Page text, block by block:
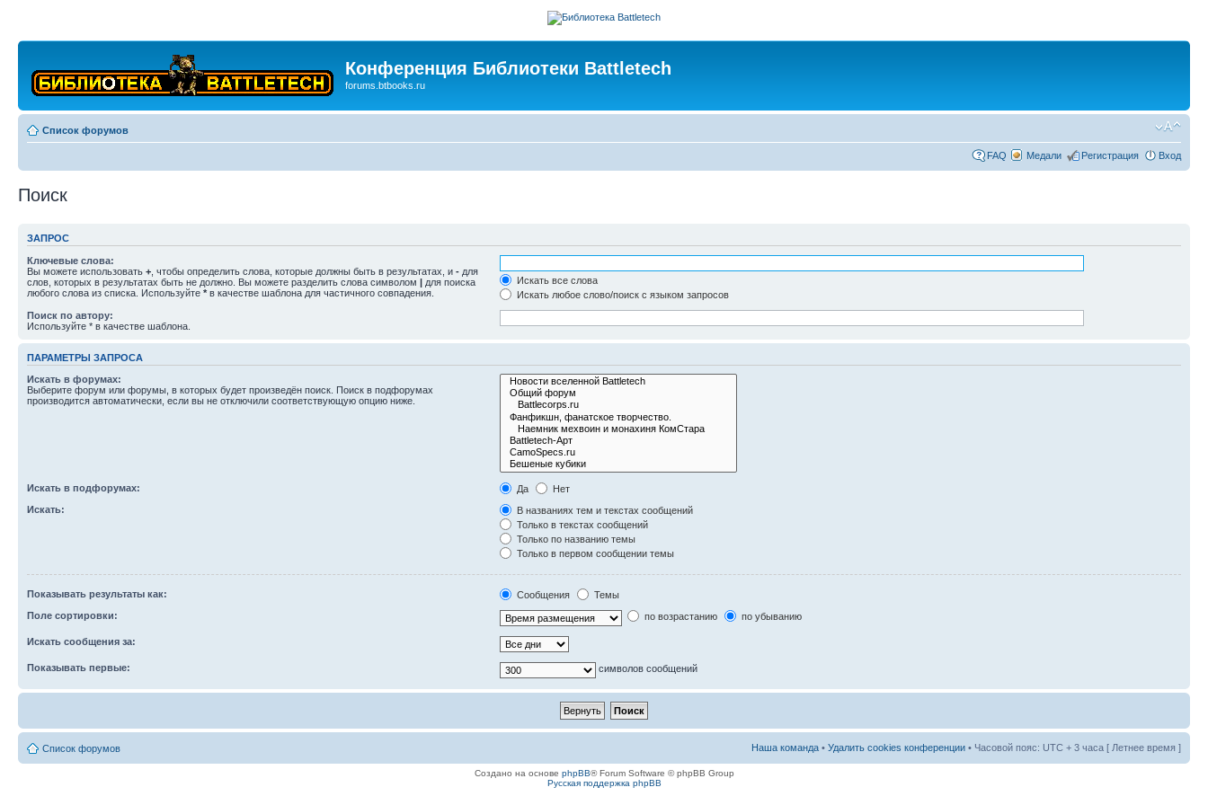
Конференция Библиотеки Battletech
forums.btbooks.ru
Список форумов
FAQ Медали Регистрация Вход
Поиск
ЗАПРОС
Ключевые слова:
Вы можете использовать + , чтобы определить слова, которые должны быть в результатах, и - для
слов, которых в результатах быть не должно. Вы можете разделить слова символом | для поиска
любого слова из списка. Используйте * в качестве шаблона для частичного совпадения.
Искать все слова
Искать любое слово/поиск с языком запросов
Поиск по автору:
Используйте * в качестве шаблона.
ПАРАМЕТРЫ ЗАПРОСА
Искать в форумах:
Выберите форум или форумы, в которых будет произведён поиск. Поиск в подфорумах
производится автоматически, если вы не отключили соответствующую опцию ниже.
Искать в подфорумах: Да
Нет
Искать:
В названиях тем и текстах сообщений
Только в текстах сообщений
Только по названию темы
Только в первом сообщении темы
Показывать результаты как: Сообщения
Темы
Поле сортировки:
по возрастанию по убыванию
Искать сообщения за:
Показывать первые: символов сообщений
Список форумов Наша команда • Удалить cookies конференции • Часовой пояс: UTC + 3 часа [ Летнее время ]
Создано на основе phpBB® Forum Software © phpBB Group
Русская поддержка phpBB